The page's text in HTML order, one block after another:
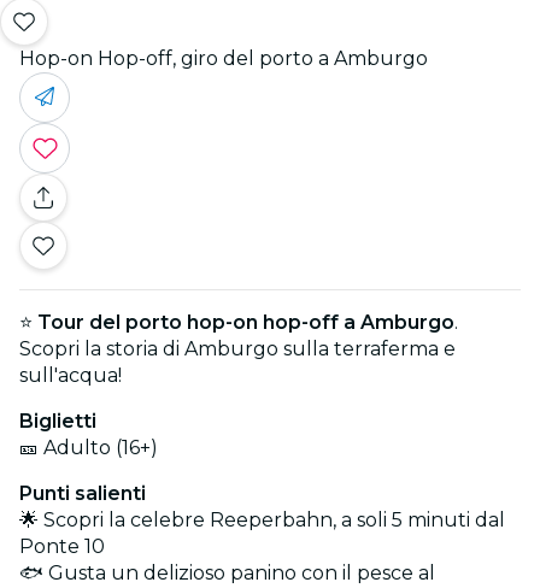
Hop-on Hop-off, giro del porto a Amburgo
⭐ Tour del porto hop-on hop-off a Amburgo.
Scopri la storia di Amburgo sulla terraferma e
sull'acqua!
Biglietti
🎫 Adulto (16+)
Punti salienti
🌟 Scopri la celebre Reeperbahn, a soli 5 minuti dal
Ponte 10
🐟 Gusta un delizioso panino con il pesce al